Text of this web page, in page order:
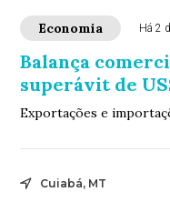
Economia Há 2
Balança
superávit de
Exportações e
Cuiabá, MT